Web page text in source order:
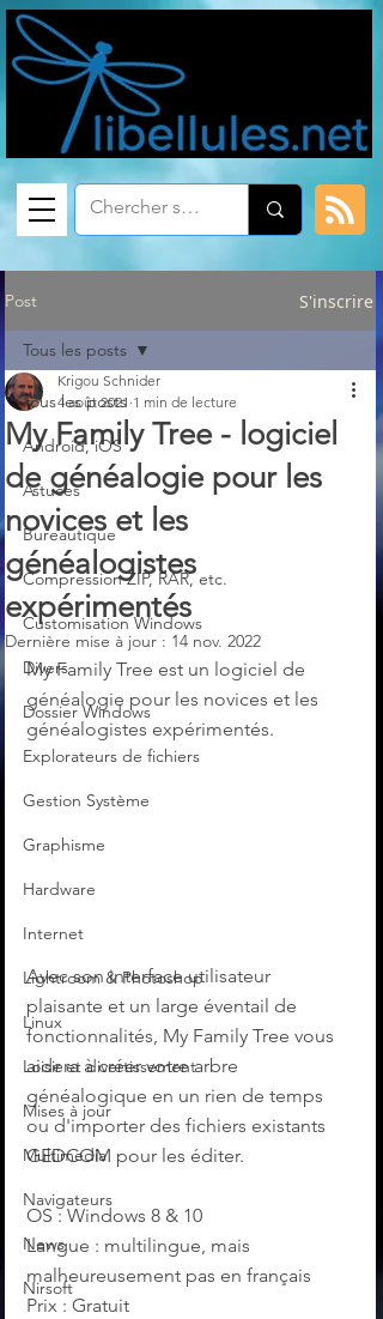
Post S'inscrire
Tous les posts
Android, iOS
Astuces
Bureautique
Compression ZIP, RAR, etc.
Customisation Windows
Divers
Dossier Windows
Explorateurs de fichiers
Gestion Système
Graphisme
Hardware
Internet
Lightroom & Photoshop
Linux
Loisir et divertissement
Mises à jour
Multimedia
Navigateurs
News
Nirsoft
Tous les posts
My Family Tree - logiciel
de généalogie pour les
novices et les
généalogistes
expérimentés
Krigou Schnider
4 août 2021 1 min de lecture
Dernière mise à jour : 14 nov. 2022
My Family Tree est un logiciel de
généalogie pour les novices et les
généalogistes expérimentés.
Avec son interface utilisateur
plaisante et un large éventail de
fonctionnalités, My Family Tree vous
aidera à créer votre arbre
généalogique en un rien de temps
ou d'importer des fichiers existants
GEDCOM pour les éditer.
OS : Windows 8 & 10
Langue : multilingue, mais
malheureusement pas en français
Prix : Gratuit